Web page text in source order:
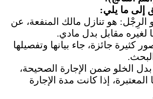
ما يلي:
الرِجْل: هو تنازل مالك المنفعة، عن
لغيره مقابل بدل مادي.
كثيرة جائزة، جاء بيانها وتفصيلها
الخلو ضمن الإجارة الصحيحة،
إذا كانت مدة الإجارة